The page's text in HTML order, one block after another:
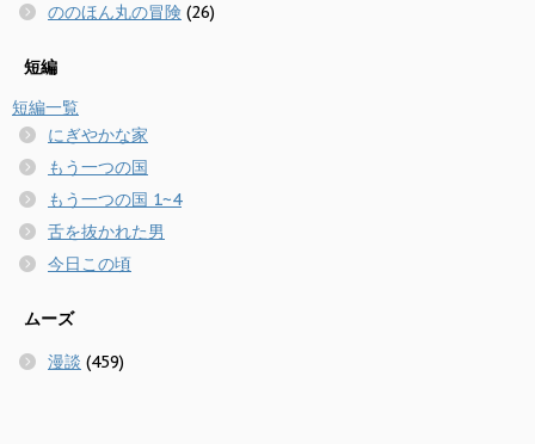
ののほん丸の冒険 (26)
短編
短編一覧
にぎやかな家
もう一つの国
もう一つの国 1~4
舌を抜かれた男
今日この頃
ムーズ
漫談 (459)